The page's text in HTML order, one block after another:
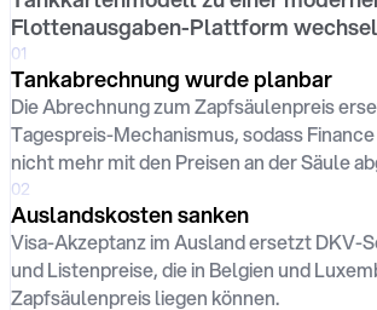
Flottenausgaben-Plattform
01
Tankabrechnung wurde planbar
Die Abrechnung zum Zapfsäulenpreis
Tagespreis-Mechanismus, sodass
nicht mehr mit den Preisen an der Säule
02
Auslandskosten sanken
Visa-Akzeptanz im Ausland ersetzt DKV-
und Listenpreise, die in Belgien und
Zapfsäulenpreis liegen können.